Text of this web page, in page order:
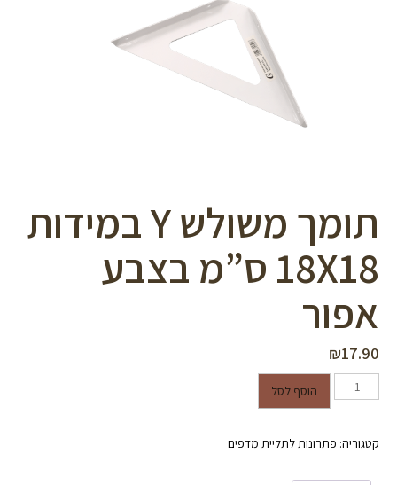
תומך משולש Y במידות
18X18 ס”מ בצבע
אפור
₪17.90
הוסף לסל
קטגוריה: פתרונות לתליית מדפים